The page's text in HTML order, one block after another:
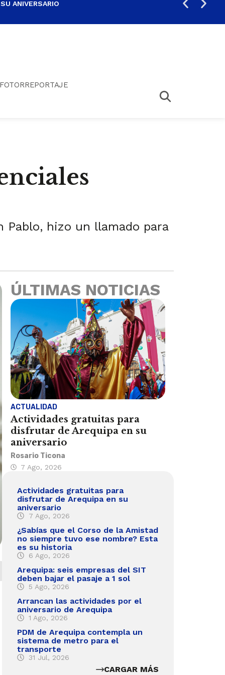
ANIVERSARIO
Pablo, hizo un llamado para
ÚLTIMAS NOTICIAS
ACTUALIDAD
Actividades gratuitas para
disfrutar de Arequipa en su
aniversario
Rosario Ticona
7 Ago, 2026
Actividades gratuitas para
disfrutar de Arequipa en su
aniversario
7 Ago, 2026
¿Sabías que el Corso de la Amistad
no siempre tuvo ese nombre? Esta
es su historia
6 Ago, 2026
Arequipa: seis empresas del SIT
deben bajar el pasaje a 1 sol
5 Ago, 2026
Arrancan las actividades por el
aniversario de Arequipa
1 Ago, 2026
PDM de Arequipa contempla un
sistema de metro para el
transporte
31 Jul, 2026
CARGAR MÁS